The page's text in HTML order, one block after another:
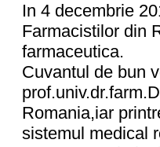
In 4 decembrie
Farmacistilor din
farmaceutica.
Cuvantul de bun
Romania,iar
sistemul medical